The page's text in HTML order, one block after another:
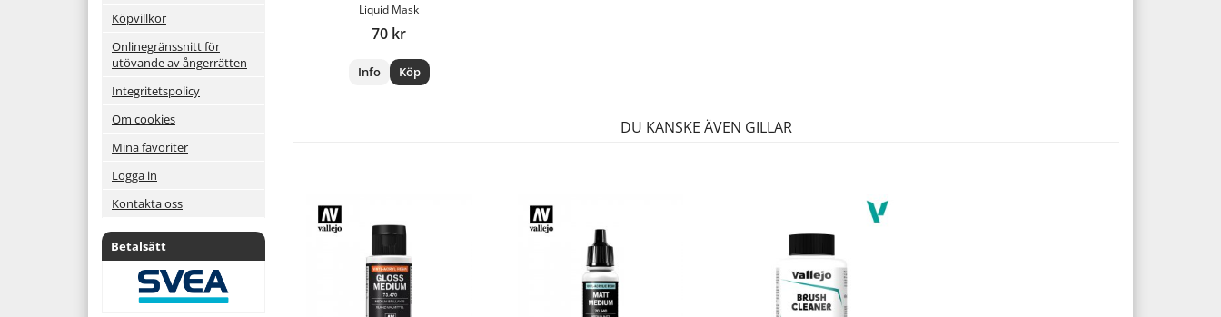
Köpvillkor
Onlinegränssnitt för
utövande av ångerrätten
Integritetspolicy
Om cookies
Mina favoriter
Logga in
Kontakta oss
Betalsätt
Liquid Mask
70 kr
Info Köp
DU KANSKE ÄVEN GILLAR